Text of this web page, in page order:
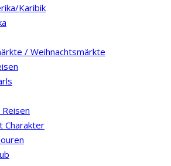
Karibik
/ Weihnachtsmärkte
Charakter